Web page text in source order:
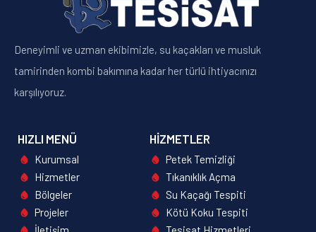
Deneyimli ve uzman ekibimizle, su kaçakları ve musluk
tamirinden kombi bakımına kadar her türlü ihtiyacınızı
karşılıyoruz.
HIZLI MENÜ
Kurumsal
Hizmetler
Bölgeler
Projeler
HIZMETLER
Petek Temizliği
Tıkanıklık Açma
Su Kaçağı Tespiti
Kötü Koku Tespiti